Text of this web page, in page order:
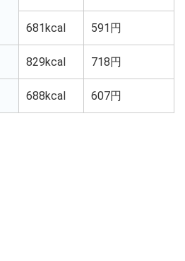
681kcal 591円
829kcal 718円
688kcal 607円